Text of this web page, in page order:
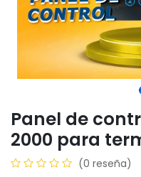
Panel de
2000 para
(0 reseña)